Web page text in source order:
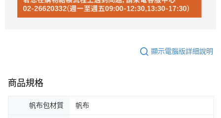
顯示電腦版詳細說明
商品規格
帆布包材質 帆布